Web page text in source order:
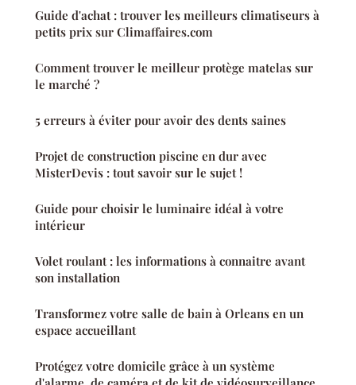
Guide d'achat : trouver les meilleurs climatiseurs à
petits prix sur Climaffaires.com
Comment trouver le meilleur protège matelas sur
le marché ?
5 erreurs à éviter pour avoir des dents saines
Projet de construction piscine en dur avec
MisterDevis : tout savoir sur le sujet !
Guide pour choisir le luminaire idéal à votre
intérieur
Volet roulant : les informations à connaitre avant
son installation
Transformez votre salle de bain à Orleans en un
espace accueillant
Protégez votre domicile grâce à un système